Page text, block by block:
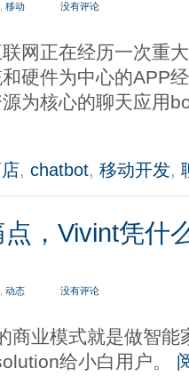
移动 没有评论
网正在经历一次重
硬件为中心的APP
为核心的聊天应用
, chatbot, 移动开发,
，Vivint凭什
动态 没有评论
商业模式就是做智能
给小白用户。